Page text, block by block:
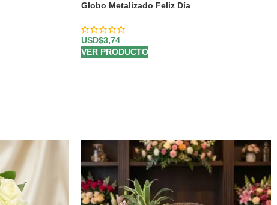
Globo Metalizado Feliz Día
USD$3,74
VER PRODUCTO